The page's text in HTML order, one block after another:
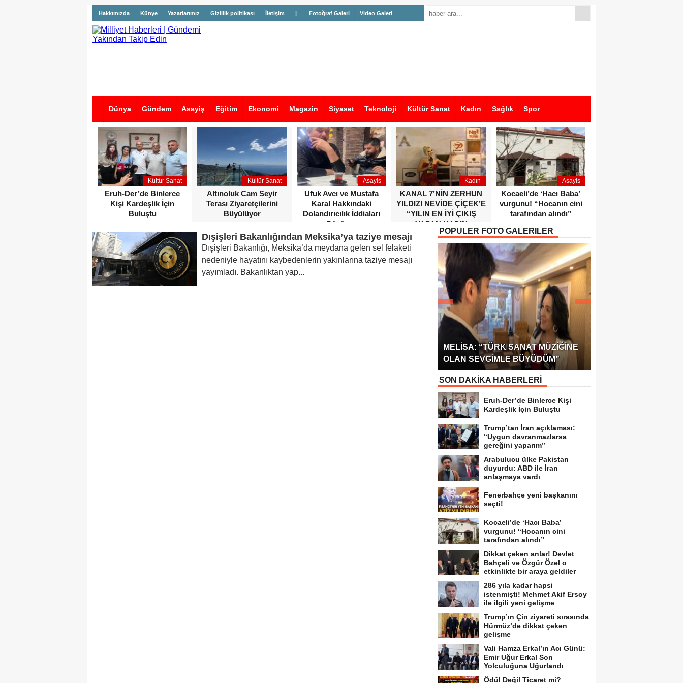
Hakkımızda Künye Yazarlarımız Gizlilik politikası İletişim | Fotoğraf Galeri Video Galeri
Dünya Gündem Asayiş Eğitim Ekonomi Magazin Siyaset Teknoloji Kültür Sanat Kadın Sağlık Spor
İş İlanları
Kültür Sanat
Eruh-Der’de Binlerce
Kişi Kardeşlik İçin
Buluştu
Kültür Sanat
Altınoluk Cam Seyir
Terası Ziyaretçilerini
Büyülüyor
Asayiş
Ufuk Avcı ve Mustafa
Karal Hakkındaki
Dolandırıcılık İddiaları
Büyüyor
Kadın
KANAL 7’NİN ZERHUN
YILDIZI NEVİDE ÇİÇEK’E
“YILIN EN İYİ ÇIKIŞ
YAPAN KADIN
OYUNCUSU” ÖDÜLÜ!
Asayiş
Kocaeli’de ‘Hacı Baba’
vurgunu! “Hocanın cini
tarafından alındı”
Dışişleri Bakanlığından Meksika’ya taziye mesajı
Dışişleri Bakanlığı, Meksika’da meydana gelen sel felaketi
nedeniyle hayatını kaybedenlerin yakınlarına taziye mesajı
yayımladı. Bakanlıktan yap...
POPÜLER FOTO GALERİLER
MELISA: “TÜRK SANAT MÜZIĞINE
OLAN SEVGIMLE BÜYÜDÜM”
SON DAKİKA HABERLERİ
Eruh-Der’de Binlerce Kişi
Kardeşlik İçin Buluştu
Trump’tan İran açıklaması:
“Uygun davranmazlarsa
gereğini yaparım”
Arabulucu ülke Pakistan
duyurdu: ABD ile İran
anlaşmaya vardı
Fenerbahçe yeni başkanını
seçti!
Kocaeli’de ‘Hacı Baba’
vurgunu! “Hocanın cini
tarafından alındı”
Dikkat çeken anlar! Devlet
Bahçeli ve Özgür Özel o
etkinlikte bir araya geldiler
286 yıla kadar hapsi
istenmişti! Mehmet Akif Ersoy
ile ilgili yeni gelişme
Trump’ın Çin ziyareti sırasında
Hürmüz’de dikkat çeken
gelişme
Vali Hamza Erkal’ın Acı Günü:
Emir Uğur Erkal Son
Yolculuğuna Uğurlandı
Ödül Değil Ticaret mi?